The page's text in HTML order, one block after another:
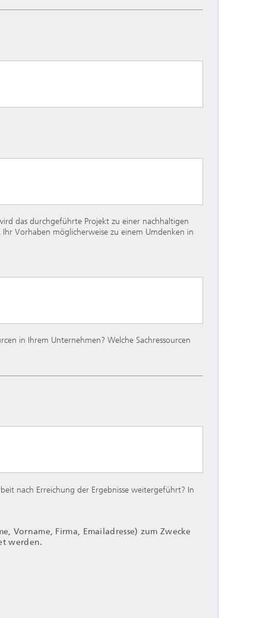
das durchgeführte Projekt zu einer nachhaltigen
Vorhaben möglicherweise zu einem Umdenken in
in Ihrem Unternehmen? Welche Sachressourcen
nach Erreichung der Ergebnisse weitergeführt? In
Vorname, Firma, Emailadresse) zum Zwecke
werden.